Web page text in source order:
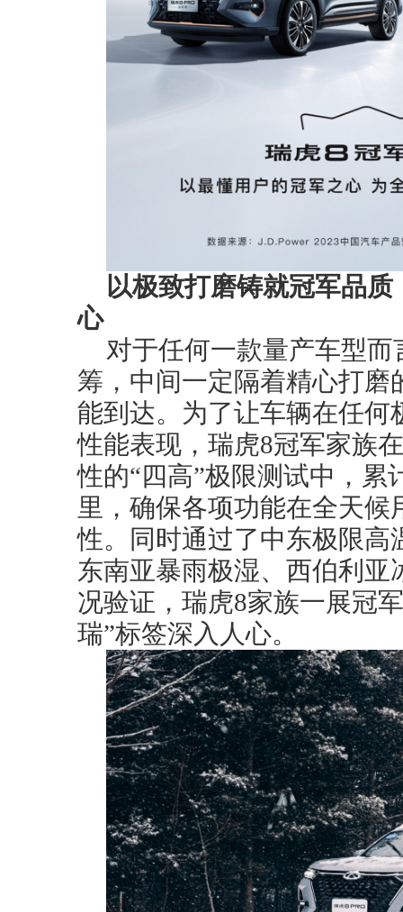
以极致打磨铸就冠军品质
心
对于任何一款量产车型
筹，中间一定隔着精心打
能到达。为了让车辆在任
性能表现，瑞虎8冠军家族
性的“四高”极限测试中，累
里，确保各项功能在全天
性。同时通过了中东极限
东南亚暴雨极湿、西伯利
况验证，瑞虎8家族一展冠
瑞”标签深入人心。